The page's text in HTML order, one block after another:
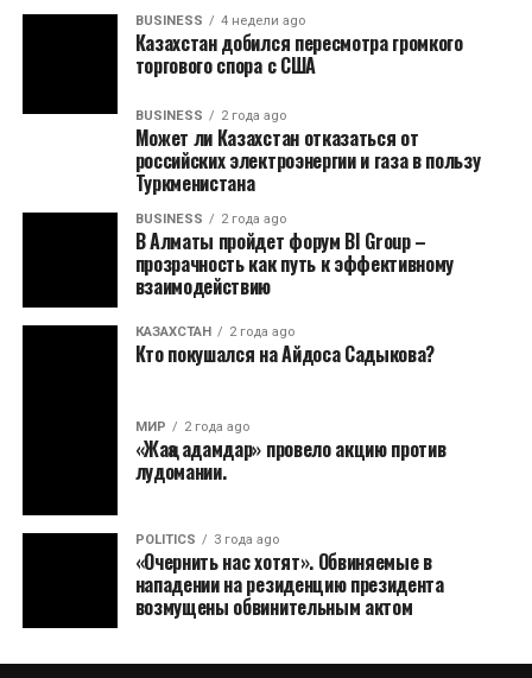
BUSINESS 4 недели ago
Казахстан добился пересмотра громкого
торгового спора с США
BUSINESS 2 года ago
Может ли Казахстан отказаться от
российских электроэнергии и газа в пользу
Туркменистана
BUSINESS 2 года ago
В Алматы пройдет форум BI Group –
прозрачность как путь к эффективному
взаимодействию
КАЗАХСТАН 2 года ago
Кто покушался на Айдоса Садыкова?
МИР 2 года ago
«Жаңа адамдар» провело акцию против
лудомании.
POLITICS 3 года ago
«Очернить нас хотят». Обвиняемые в
нападении на резиденцию президента
возмущены обвинительным актом